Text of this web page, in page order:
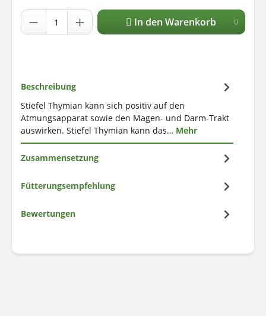
In den Warenkorb
Beschreibung
Stiefel Thymian kann sich positiv auf den
Atmungsapparat sowie den Magen- und Darm-Trakt
auswirken. Stiefel Thymian kann das… Mehr
Zusammensetzung
Fütterungsempfehlung
Bewertungen